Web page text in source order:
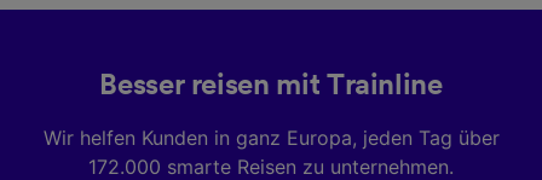
Besser reisen mit Trainline
Wir helfen Kunden in ganz Europa, jeden Tag über
172.000 smarte Reisen zu unternehmen.